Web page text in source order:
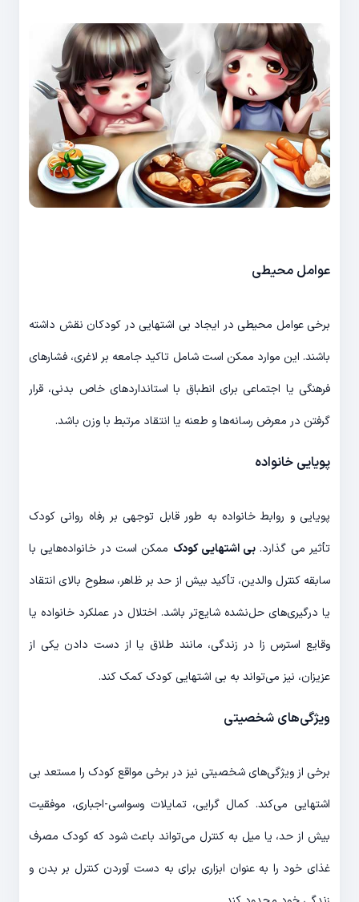
عوامل محیطی
برخی عوامل محیطی در ایجاد بی اشتهایی در کودکان نقش داشته
باشند. این موارد ممکن است شامل تاکید جامعه بر لاغری، فشارهای
فرهنگی یا اجتماعی برای انطباق با استانداردهای خاص بدنی، قرار
گرفتن در معرض رسانه‌ها و طعنه یا انتقاد مرتبط با وزن باشد.
پویایی خانواده
پویایی و روابط خانواده به طور قابل توجهی بر رفاه روانی کودک
تأثیر می گذارد. بی اشتهایی کودک ممکن است در خانواده‌هایی با
سابقه کنترل والدین، تأکید بیش از حد بر ظاهر، سطوح بالای انتقاد
یا درگیری‌های حل‌نشده شایع‌تر باشد. اختلال در عملکرد خانواده یا
وقایع استرس زا در زندگی، مانند طلاق یا از دست دادن یکی از
عزیزان، نیز می‌تواند به بی اشتهایی کودک کمک کند.
ویژگی‌های شخصیتی
برخی از ویژگی‌های شخصیتی نیز در برخی مواقع کودک را مستعد بی
اشتهایی می‌کند. کمال گرایی، تمایلات وسواسی-اجباری، موفقیت
بیش از حد، یا میل به کنترل می‌تواند باعث شود که کودک مصرف
غذای خود را به عنوان ابزاری برای به دست آوردن کنترل بر بدن و